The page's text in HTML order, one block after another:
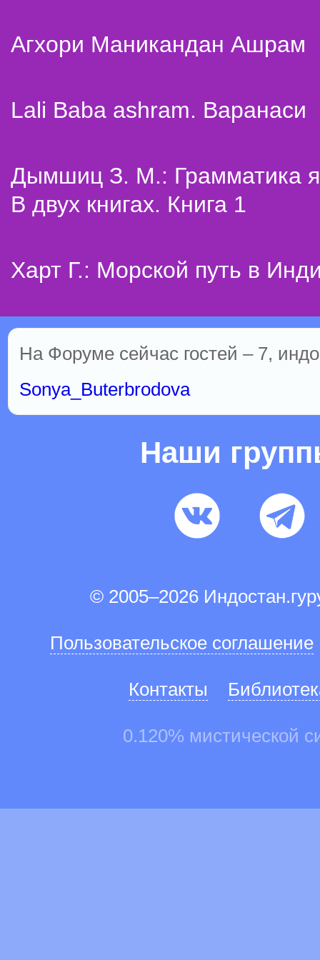
Агхори Маникандан Ашрам
Lali Baba ashram. Варанаси
Дымшиц З. М.: Грамматика
В двух книгах. Книга 1
Харт Г.: Морской путь в
На Форуме сейчас гостей – 7,
Sonya_Buterbrodova
Наши
© 2005–2026
Пользовательское соглашение
Контакты
0.120% мистической